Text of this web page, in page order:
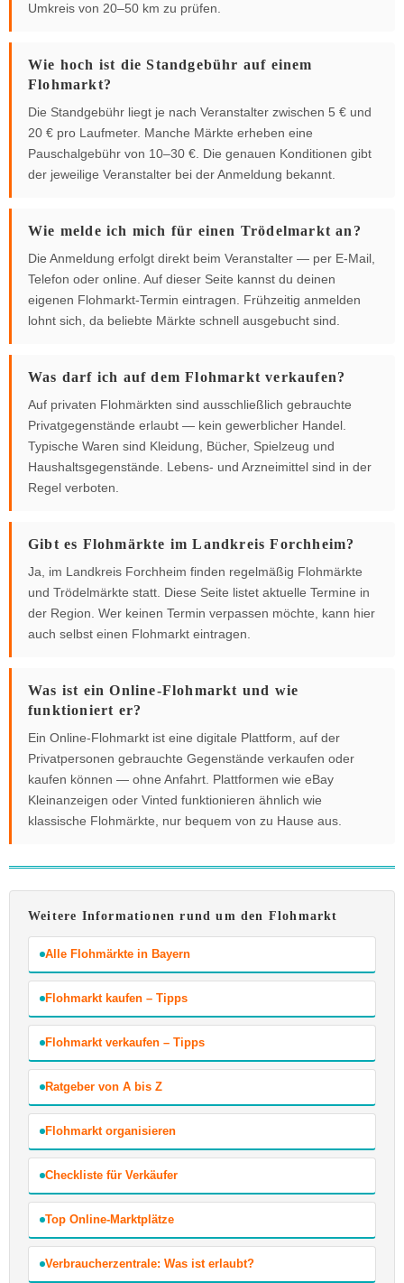
Umkreis von 20–50 km zu prüfen.
Wie hoch ist die Standgebühr auf einem
Flohmarkt?
Die Standgebühr liegt je nach Veranstalter zwischen 5 € und
20 € pro Laufmeter. Manche Märkte erheben eine
Pauschalgebühr von 10–30 €. Die genauen Konditionen gibt
der jeweilige Veranstalter bei der Anmeldung bekannt.
Wie melde ich mich für einen Trödelmarkt an?
Die Anmeldung erfolgt direkt beim Veranstalter — per E-Mail,
Telefon oder online. Auf dieser Seite kannst du deinen
eigenen Flohmarkt-Termin eintragen. Frühzeitig anmelden
lohnt sich, da beliebte Märkte schnell ausgebucht sind.
Was darf ich auf dem Flohmarkt verkaufen?
Auf privaten Flohmärkten sind ausschließlich gebrauchte
Privatgegenstände erlaubt — kein gewerblicher Handel.
Typische Waren sind Kleidung, Bücher, Spielzeug und
Haushaltsgegenstände. Lebens- und Arzneimittel sind in der
Regel verboten.
Gibt es Flohmärkte im Landkreis Forchheim?
Ja, im Landkreis Forchheim finden regelmäßig Flohmärkte
und Trödelmärkte statt. Diese Seite listet aktuelle Termine in
der Region. Wer keinen Termin verpassen möchte, kann hier
auch selbst einen Flohmarkt eintragen.
Was ist ein Online-Flohmarkt und wie
funktioniert er?
Ein Online-Flohmarkt ist eine digitale Plattform, auf der
Privatpersonen gebrauchte Gegenstände verkaufen oder
kaufen können — ohne Anfahrt. Plattformen wie eBay
Kleinanzeigen oder Vinted funktionieren ähnlich wie
klassische Flohmärkte, nur bequem von zu Hause aus.
Weitere Informationen rund um den Flohmarkt
Alle Flohmärkte in Bayern
Flohmarkt kaufen – Tipps
Flohmarkt verkaufen – Tipps
Ratgeber von A bis Z
Flohmarkt organisieren
Checkliste für Verkäufer
Top Online-Marktplätze
Verbraucherzentrale: Was ist erlaubt?